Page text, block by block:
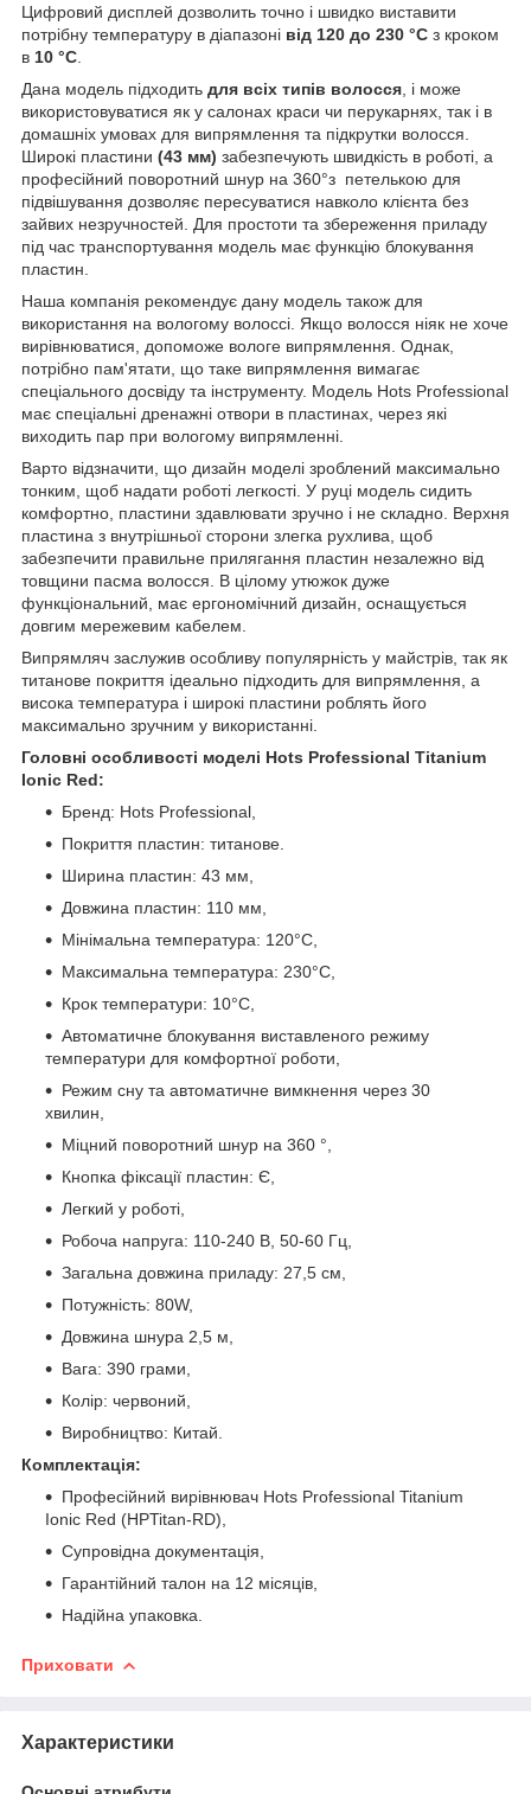
Цифровий дисплей дозволить точно і швидко виставити
потрібну температуру в діапазоні від 120 до 230 °С з кроком
в 10 °С
Дана модель підходить для всіх типів волосся , і може
використовуватися як у салонах краси чи перукарнях, так і в
домашніх умовах для випрямлення та підкрутки волосся.
Широкі пластини (43 мм) забезпечують швидкість в роботі, а
професійний поворотний шнур на 360°з петелькою для
підвішування дозволяє пересуватися навколо клієнта без
зайвих незручностей. Для простоти та збереження приладу
під час транспортування модель має функцію блокування
пластин.
Наша компанія рекомендує дану модель також для
використання на вологому волоссі. Якщо волосся ніяк не хоче
вирівнюватися, допоможе вологе випрямлення. Однак,
потрібно пам'ятати, що таке випрямлення вимагає
спеціального досвіду та інструменту. Модель Hots Professional
має спеціальні дренажні отвори в пластинах, через які
виходить пар при вологому випрямленні.
Варто відзначити, що дизайн моделі зроблений максимально
тонким, щоб надати роботі легкості. У руці модель сидить
комфортно, пластини здавлювати зручно і не складно. Верхня
пластина з внутрішньої сторони злегка рухлива, щоб
забезпечити правильне прилягання пластин незалежно від
товщини пасма волосся. В цілому утюжок дуже
функціональний, має ергономічний дизайн, оснащується
довгим мережевим кабелем.
Випрямляч заслужив особливу популярність у майстрів, так як
титанове покриття ідеально підходить для випрямлення, а
висока температура і широкі пластини роблять його
максимально зручним у використанні.
Головні особливості моделі Hots Professional Titanium
Ionic Red:
Бренд: Hots Professional,
Покриття пластин: титанове.
Ширина пластин: 43 мм,
Довжина пластин: 110 мм,
Мінімальна температура: 120°С,
Максимальна температура: 230°С,
Крок температури: 10°C,
Автоматичне блокування виставленого режиму
температури для комфортної роботи,
Режим сну та автоматичне вимкнення через 30
хвилин,
Міцний поворотний шнур на 360 °,
Кнопка фіксації пластин: Є,
Легкий у роботі,
Робоча напруга: 110-240 В, 50-60 Гц,
Загальна довжина приладу: 27,5 см,
Потужність: 80W,
Довжина шнура 2,5 м,
Вага: 390 грами,
Колір: червоний,
Виробництво: Китай.
Комплектація:
Професійний вирівнювач Hots Professional Titanium
Ionic Red (HPTitan-RD),
Супровідна документація,
Гарантійний талон на 12 місяців,
Надійна упаковка.
Приховати
Характеристики